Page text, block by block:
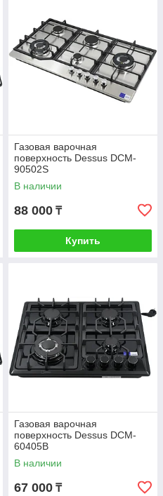
Газовая варочная
поверхность Dessus DCM-
90502S
В наличии
88 000 ₸
Купить
Газовая варочная
поверхность Dessus DCM-
60405B
В наличии
67 000 ₸